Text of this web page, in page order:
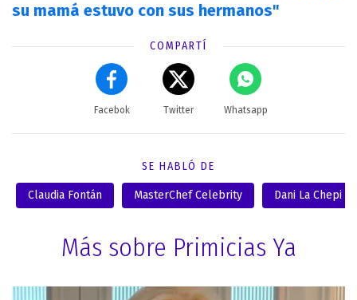
su mamá estuvo con sus hermanos"
COMPARTÍ
Facebok Twitter Whatsapp
SE HABLÓ DE
Claudia Fontán MasterChef Celebrity Dani La Chepi
Más sobre Primicias Ya